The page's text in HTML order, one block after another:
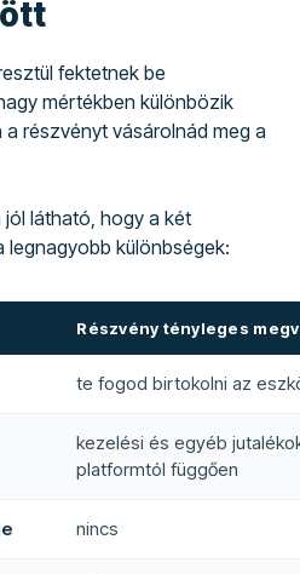
fektetnek be
mértékben különbözik
részvényt vásárolnád meg a
látható, hogy a két
különbségek:
Részvény tényleges
te fogod birtokolni az
kezelési és egyéb
platformtól függően
nincs